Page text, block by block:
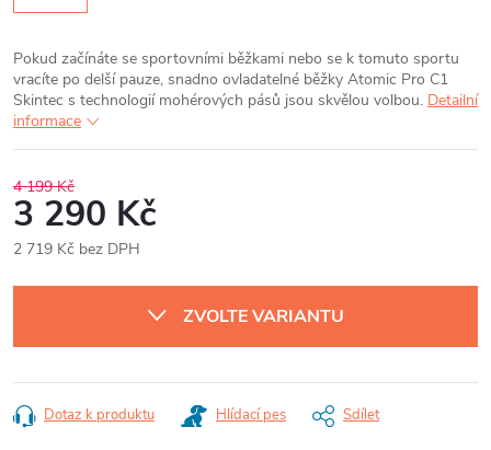
Pokud začínáte se sportovními běžkami nebo se k tomuto sportu
vracíte po delší pauze, snadno ovladatelné běžky Atomic Pro C1
Skintec s technologií mohérových pásů jsou skvělou volbou. Detailní
informace
4 199 Kč
3 290 Kč
2 719 Kč bez DPH
cena:
ZVOLTE VARIANTU
Dotaz k produktu Hlídací pes Sdílet